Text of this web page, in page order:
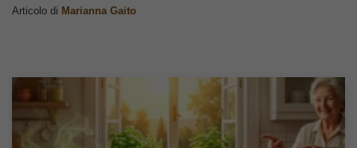
Articolo di Marianna Gaito